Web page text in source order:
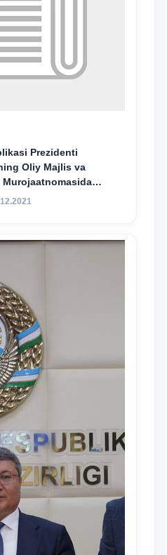
Prezidenti
Oliy Majlis va
Murojaatnomasida
mazmun-mohiyatini